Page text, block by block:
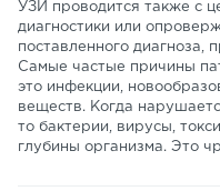
УЗИ проводится также с
диагностики или
поставленного диагноза,
Самые частые причины
это инфекции,
веществ. Когда
то бактерии, вирусы,
глубины организма. Это